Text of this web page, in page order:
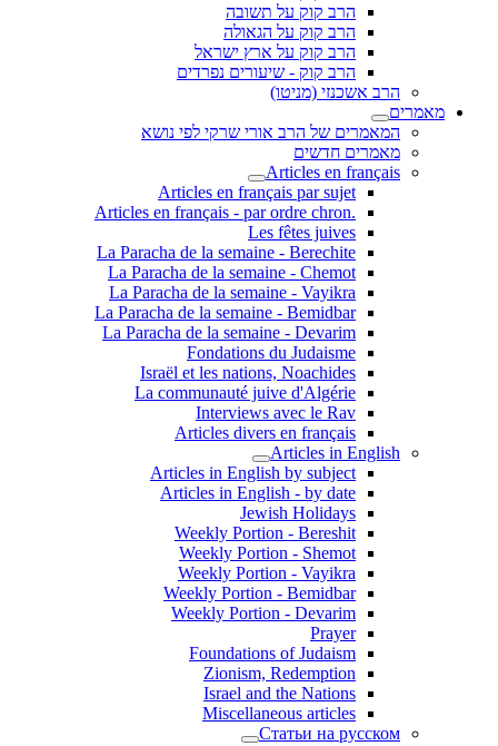
הרב קוק על תשובה
הרב קוק על הגאולה
הרב קוק על ארץ ישראל
הרב קוק - שיעורים נפרדים
הרב אשכנזי (מניטו)
מאמרים
המאמרים של הרב אורי שרקי לפי נושא
מאמרים חדשים
Articles en français
Articles en français par sujet
.Articles en français - par ordre chron
Les fêtes juives
La Paracha de la semaine - Berechite
La Paracha de la semaine - Chemot
La Paracha de la semaine - Vayikra
La Paracha de la semaine - Bemidbar
La Paracha de la semaine - Devarim
Fondations du Judaisme
Israël et les nations, Noachides
La communauté juive d'Algérie
Interviews avec le Rav
Articles divers en français
Articles in English
Articles in English by subject
Articles in English - by date
Jewish Holidays
Weekly Portion - Bereshit
Weekly Portion - Shemot
Weekly Portion - Vayikra
Weekly Portion - Bemidbar
Weekly Portion - Devarim
Prayer
Foundations of Judaism
Zionism, Redemption
Israel and the Nations
Miscellaneous articles
Статьи на русском